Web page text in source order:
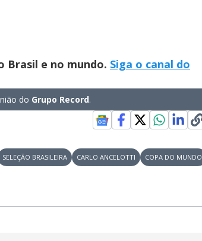
Brasil e no mundo. Siga o canal do
do Grupo Record.
SELEÇÃO BRASILEIRA CARLO ANCELOTTI COPA DO MUNDO